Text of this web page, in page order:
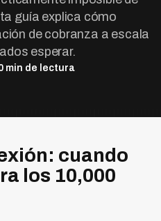
guía explica cómo
de cobranza a escala
esperar.
min de lectura
cuando
los 10,000